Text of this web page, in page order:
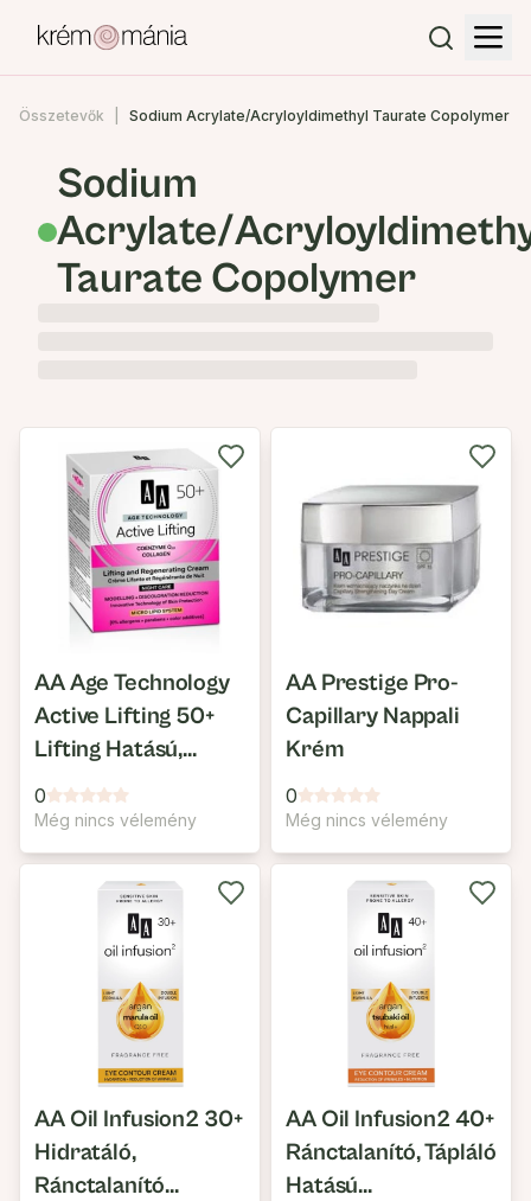
Összetevők Sodium Acrylate/Acryloyldimethyl Taurate Copolymer
Sodium
Acrylate/
Taurate Copolymer
AA Age Technology
Active Lifting 50+
Lifting Hatású,
Regeneráló Éjszakai
Arckrém
0
Még nincs vélemény
AA Prestige Pro-
Capillary Nappali
Krém
0
Még nincs vélemény
AA Oil Infusion2 30+
Hidratáló,
Ránctalanító
AA Oil Infusion2 40+
Ránctalanító, Tápláló
Hatású